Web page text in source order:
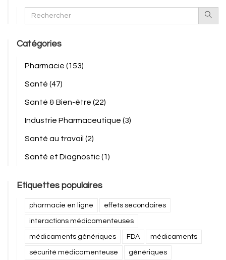
Catégories
Pharmacie (153)
Santé (47)
Santé & Bien-être (22)
Industrie Pharmaceutique (3)
Santé au travail (2)
Santé et Diagnostic(1)
Etiquettes populaires
pharmacie en ligne effets secondaires
interactions médicamenteuses
médicaments génériques FDA médicaments
sécurité médicamenteuse génériques